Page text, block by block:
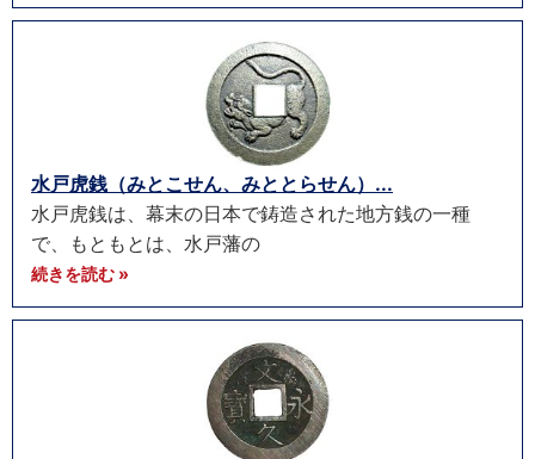
水戸虎銭（みとこせん、みととらせん）...
水戸虎銭は、幕末の日本で鋳造された地方銭の一種
で、もともとは、水戸藩の
続きを読む »